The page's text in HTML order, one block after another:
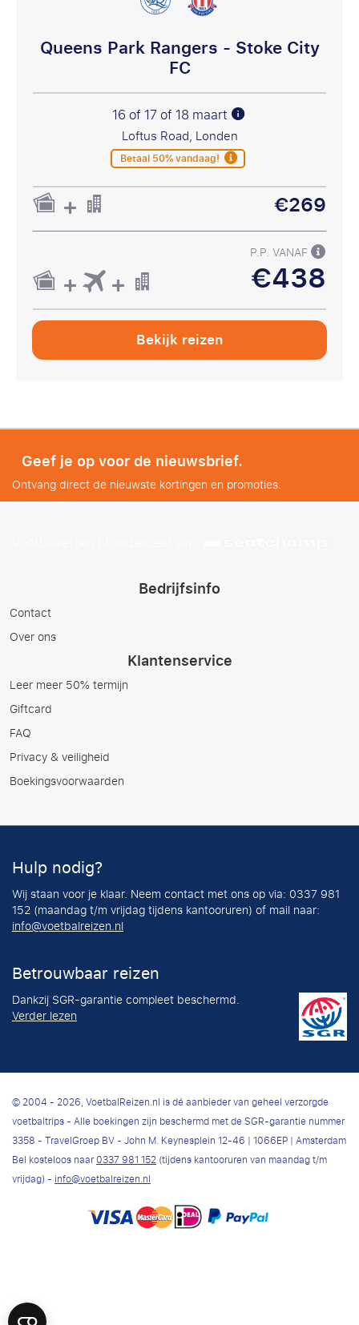
Queens Park Rangers - Stoke City
FC
16 of 17 of 18 maart
Loftus Road, Londen
Betaal 50% vandaag!
€269
P.P. VANAF
€438
Bekijk reizen
Geef je op voor de nieuwsbrief.
Ontvang direct de nieuwste kortingen en promoties.
Bedrijfsinfo
Contact
Over ons
Klantenservice
Leer meer 50% termijn
Giftcard
FAQ
Privacy & veiligheid
Boekingsvoorwaarden
Hulp nodig?
Wij staan voor je klaar. Neem contact met ons op via: 0337 981
152 (maandag t/m vrijdag tijdens kantooruren) of mail naar:
info@voetbalreizen.nl
Betrouwbaar reizen
Dankzij SGR-garantie compleet beschermd.
Verder lezen
© 2004 - 2026, VoetbalReizen.nl is dé aanbieder van geheel verzorgde
voetbaltrips - Alle boekingen zijn beschermd met de SGR-garantie nummer
3358 - TravelGroep BV - John M. Keynesplein 12-46 | 1066EP | Amsterdam
Bel kosteloos naar0337 981 152(tijdens kantooruren van maandag t/m
vrijdag) -info@voetbalreizen.nl